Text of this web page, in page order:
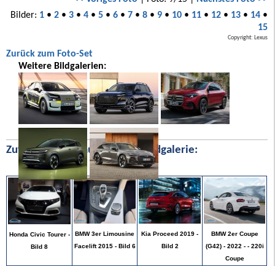
Bilder: 1• 2• 3• 4• 5• 6• 7• 8• 9• 10• 11• 12• 13• 14•
15
Copyright: Lexus
Zurück zum Foto-Set
Weitere Bildgalerien:
Zufällige Bilder aus unserer Bildgalerie:
Honda Civic Tourer -
Bild 8
BMW 3er Limousine
Facelift 2015 - Bild 6
Kia Proceed 2019 -
Bild 2
BMW 2er Coupe
(G42) - 2022 - - 220i
Coupe